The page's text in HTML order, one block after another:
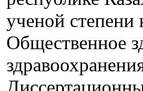
ученой степени
Общественное